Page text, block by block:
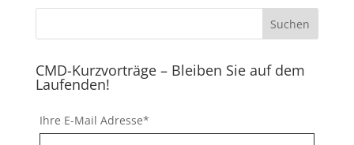
CMD-Kurzvorträge – Bleiben Sie auf dem
Laufenden!
Ihre E-Mail Adresse*